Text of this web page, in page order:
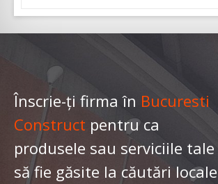
Înscrie-ți firma în Bucuresti
Construct pentru ca
produsele sau serviciile tale
să fie găsite la căutări locale